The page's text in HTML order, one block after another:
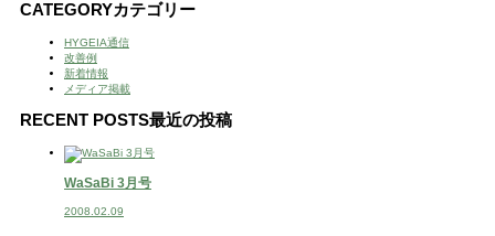
CATEGORYカテゴリー
HYGEIA通信
改善例
新着情報
メディア掲載
RECENT POSTS最近の投稿
WaSaBi 3月号
2008.02.09